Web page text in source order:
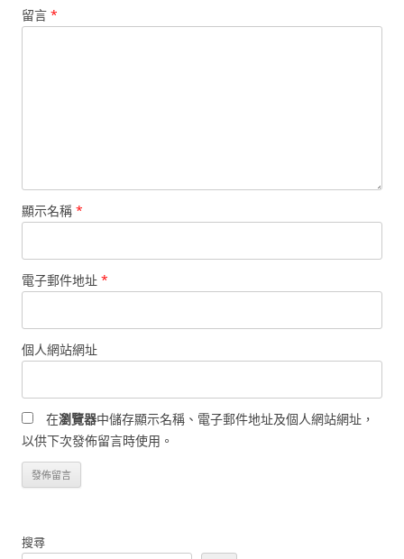
留言 *
顯示名稱 *
電子郵件地址 *
個人網站網址
在瀏覽器中儲存顯示名稱、電子郵件地址及個人網站網址，
以供下次發佈留言時使用。
搜尋